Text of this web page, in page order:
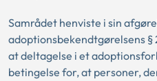
Samrådet henviste i sin
adoptionsbekendtgørelsens §
at deltagelse i et
betingelse for, at personer,